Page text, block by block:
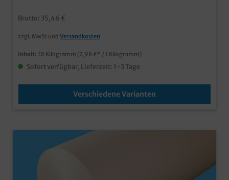
Brutto: 35,46 €
zzgl. MwSt und Versandkosten
Inhalt: 10 Kilogramm (2,98 €* / 1 Kilogramm)
Sofort verfügbar, Lieferzeit: 1-3 Tage
Verschiedene Varianten